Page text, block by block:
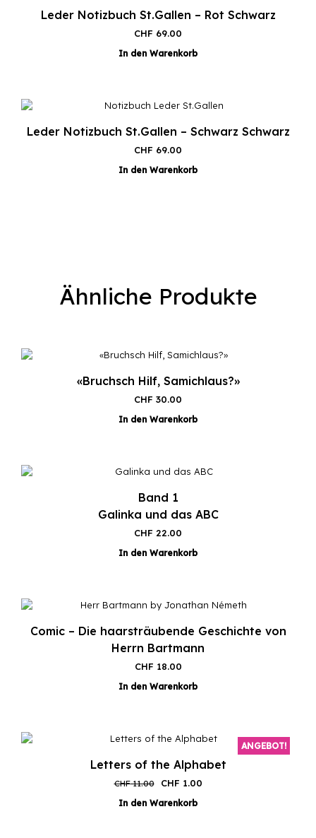
Leder Notizbuch St.Gallen – Rot Schwarz
CHF 69.00
In den Warenkorb
Leder Notizbuch St.Gallen – Schwarz Schwarz
CHF 69.00
In den Warenkorb
Ähnliche Produkte
«Bruchsch Hilf, Samichlaus?»
CHF 30.00
In den Warenkorb
Band 1
Galinka und das ABC
CHF 22.00
In den Warenkorb
Comic – Die haarsträubende Geschichte von
Herrn Bartmann
CHF 18.00
In den Warenkorb
ANGEBOT!
Letters of the Alphabet
CHF11.00
Ursprünglicher
war:
CHF 1.00Aktueller
In den Warenkorb